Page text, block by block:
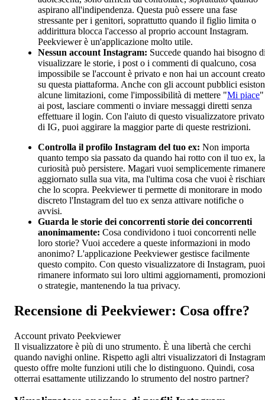
aspirano all'indipendenza. Questa può essere una fase
stressante per i genitori, soprattutto quando il figlio limita o
addirittura blocca l'accesso al proprio account Instagram.
Peekviewer è un'applicazione molto utile.
Nessun account Instagram: Succede quando hai bisogno
visualizzare le storie, i post o i commenti di qualcuno, cosa
impossibile se l'account è privato e non hai un account creato
su questa piattaforma. Anche con gli account pubblici
alcune limitazioni, come l'impossibilità di mettere "Mi piace"
ai post, lasciare commenti o inviare messaggi diretti senza
effettuare il login. Con l'aiuto di questo visualizzatore privato
di IG, puoi aggirare la maggior parte di queste restrizioni.
Controlla il profilo Instagram del tuo ex: Non importa
quanto tempo sia passato da quando hai rotto con il tuo ex, la
curiosità può persistere. Magari vuoi semplicemente rimanere
aggiornato sulla sua vita, ma l'ultima cosa che vuoi è
che lo scopra. Peekviewer ti permette di monitorare in modo
discreto l'Instagram del tuo ex senza attivare notifiche o
avvisi.
Guarda le storie dei concorrenti storie dei concorrenti
anonimamente: Cosa condividono i tuoi concorrenti nelle
loro storie? Vuoi accedere a queste informazioni in modo
anonimo? L'applicazione Peekviewer gestisce facilmente
questo compito. Con questo visualizzatore di Instagram, puoi
rimanere informato sui loro ultimi aggiornamenti, promozioni
o strategie, mantenendo la tua privacy.
Recensione di Peekviewer: Cosa offre?
Account privato Peekviewer
Il visualizzatore è più di uno strumento. È una libertà che cerchi
quando navighi online. Rispetto agli altri visualizzatori di
questo offre molte funzioni utili che lo distinguono. Quindi, cosa
otterrai esattamente utilizzando lo strumento del nostro partner?